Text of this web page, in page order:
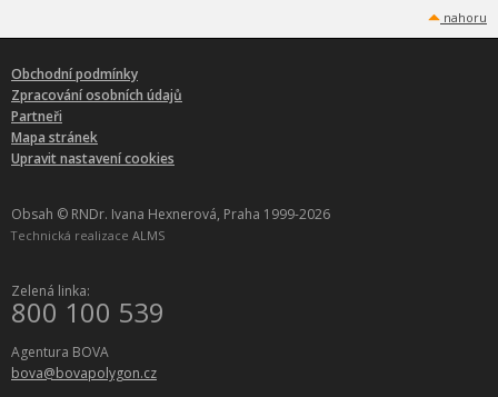
nahoru
Obchodní podmínky
Zpracování osobních údajů
Partneři
Mapa stránek
Upravit nastavení cookies
Obsah © RNDr. Ivana Hexnerová, Praha 1999-2026
Technická realizace ALMS
Zelená linka:
800 100 539
Agentura BOVA
bova@bovapolygon.cz